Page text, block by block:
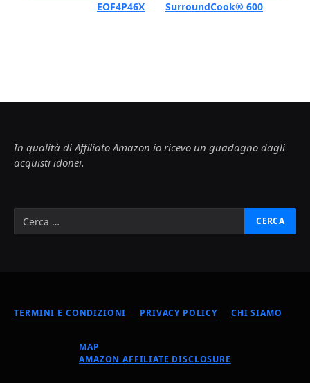
EOF4P46X
SurroundCook® 600
In qualità di Affiliato Amazon io ricevo un guadagno dagli
acquisti idonei.
TERMINI E CONDIZIONI PRIVACY POLICY CHI SIAMO
MAP
AMAZON AFFILIATE DISCLOSURE